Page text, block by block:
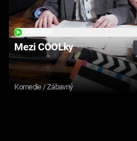
Mezi COOLky
Komedie / Zábavný